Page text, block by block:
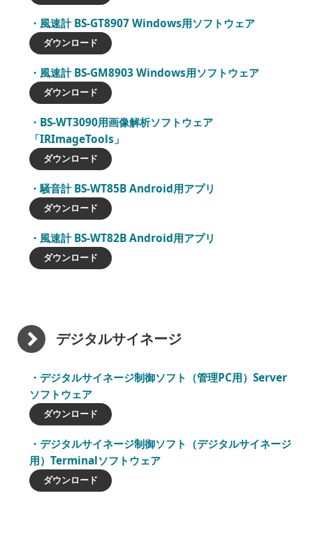
風速計 BS-GT8907 Windows用ソフトウェア
ダウンロード
風速計 BS-GM8903 Windows用ソフトウェア
ダウンロード
BS-WT3090用画像解析ソフトウェア
「IRImageTools」
ダウンロード
騒音計 BS-WT85B Android用アプリ
ダウンロード
風速計 BS-WT82B Android用アプリ
ダウンロード
デジタルサイネージ
デジタルサイネージ制御ソフト（管理PC用）Server
ソフトウェア
ダウンロード
デジタルサイネージ制御ソフト（デジタルサイネージ
用）Terminalソフトウェア
ダウンロード